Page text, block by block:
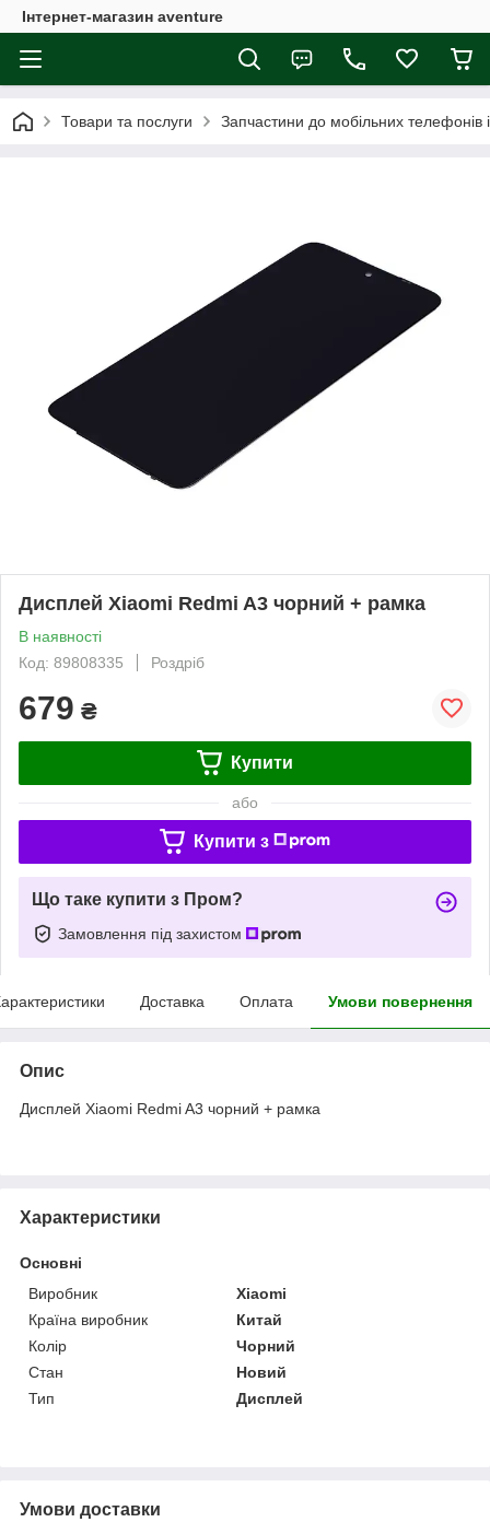
Інтернет-магазин aventure
Товари та послуги Запчастини до мобільних телефонів
Дисплей Xiaomi Redmi A3 чорний + рамка
В наявності
Код: 89808335
Роздріб
679 ₴
Купити
або
Купити з
Що таке купити з Пром?
Замовлення під захистом
Доставка Оплата Умови повернення
Опис
Дисплей Xiaomi Redmi A3 чорний + рамка
Характеристики
Основні
Виробник
Xiaomi
Країна виробник
Китай
Колір
Чорний
Стан
Новий
Тип
Дисплей
Умови доставки